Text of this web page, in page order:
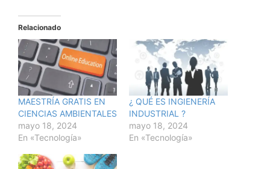
Relacionado
MAESTRÍA GRATIS EN
CIENCIAS AMBIENTALES
mayo 18, 2024
En «Tecnología»
¿ QUÉ ES INGIENERÍA
INDUSTRIAL ?
mayo 18, 2024
En «Tecnología»